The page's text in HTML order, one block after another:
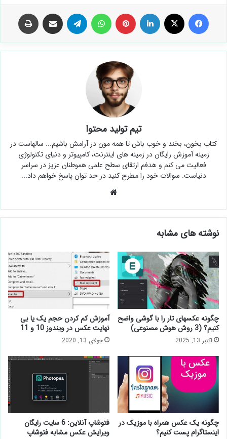
فیس بوک لینکدین ‫پین‌ترست تلگرام اشتراک گذاری از طریق ایمیل
تیم تولید محتوا
کتاب بخون، بخند و خوب باش تا همه مون در آرامش باشیم... سالهاست در
زمینه آموزش رایگان در زمینه های اینترنت، کامپیوتر و دنیای تکنولوژی
فعالیت می کنم و هدفم ارتقای سطح علمی هموطنان عزیز در سراسر
دنیاست. سوالات خود را مطرح کنید در حد توان پاسخ خواهم داد...
نوشته های مشابه
چگونه عکسهای تار را با گوشی واضح
کنیم؟ (3 روش هوش مصنوعی)
اکتبر 13, 2025
آموزش کم کردن حجم یک یا بی
نهایت عکس در ویندوز 10 و 11
جولای 13, 2020
چگونه یک عکس همراه با موزیک در
اینستاگرام پست کنیم؟
فتوشاپ آنلاین: 6 سایت رایگان
ویرایش عکس مشابه فتوشاپ